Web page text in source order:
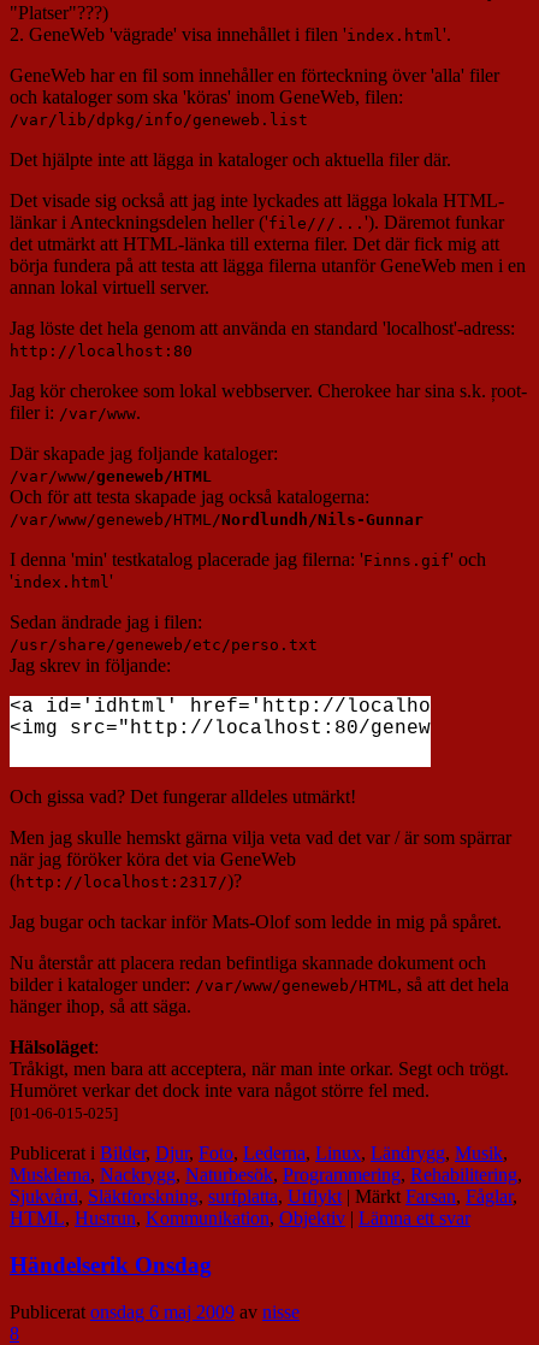
"Platser"???)
2. GeneWeb 'vägrade' visa innehållet i filen 'index.html'.
GeneWeb har en fil som innehåller en förteckning över 'alla' filer
och kataloger som ska 'köras' inom GeneWeb, filen:
/var/lib/dpkg/info/geneweb.list
Det hjälpte inte att lägga in kataloger och aktuella filer där.
Det visade sig också att jag inte lyckades att lägga lokala HTML-
länkar i Anteckningsdelen heller ('file///... '). Däremot funkar
det utmärkt att HTML-länka till externa filer. Det där fick mig att
börja fundera på att testa att lägga filerna utanför GeneWeb men i en
annan lokal virtuell server.
Jag löste det hela genom att använda en standard 'localhost'-adress:
http://localhost:80
Jag kör cherokee som lokal webbserver. Cherokee har sina s.k. ŗoot-
filer i: /var/www.
Där skapade jag foljande kataloger:
/var/www/geneweb/HTML
Och för att testa skapade jag också katalogerna:
/var/www/geneweb/HTML/Nordlundh/Nils-Gunnar
I denna 'min' testkatalog placerade jag filerna: 'Finns.gif' och
'index.html'
Sedan ändrade jag i filen:
/usr/share/geneweb/etc/perso.txt
Jag skrev in följande:
<a id='idhtml' href='http://localhost:80/
Och gissa vad? Det fungerar alldeles utmärkt!
Men jag skulle hemskt gärna vilja veta vad det var / är som spärrar
när jag föröker köra det via GeneWeb
(http://localhost:2317/)?
Jag bugar och tackar inför Mats-Olof som ledde in mig på spåret.
Nu återstår att placera redan befintliga skannade dokument och
bilder i kataloger under: /var/www/geneweb/HTML, så att det hela
hänger ihop, så att säga.
Hälsoläget:
Tråkigt, men bara att acceptera, när man inte orkar. Segt och trögt.
Humöret verkar det dock inte vara något större fel med.
[01-06-015-025]
Publicerat i Bilder, Djur, Foto, Lederna, Linux, Ländrygg, Musik,
Musklerna, Nackrygg, Naturbesök, Programmering, Rehabilitering,
Sjukvård, Släktforskning, surfplatta, Utflykt | Märkt Farsan, Fåglar,
HTML, Hustrun, Kommunikation, Objektiv | Lämna ett svar
Händelserik Onsdag
Publicerat onsdag 6 maj 2009 av nisse
8